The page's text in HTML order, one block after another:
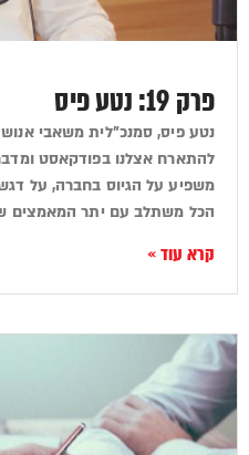
פרק 19: נטע פיס
להתארח אצלנו בפודקאסט
משפיע על הגיוס בחברה, על
הכל משתלב עם יתר המאמצים
קרא עוד »